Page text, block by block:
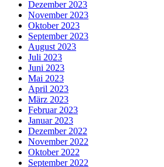
Dezember 2023
November 2023
Oktober 2023
September 2023
August 2023
Juli 2023
Juni 2023
Mai 2023
April 2023
März 2023
Februar 2023
Januar 2023
Dezember 2022
November 2022
Oktober 2022
September 2022